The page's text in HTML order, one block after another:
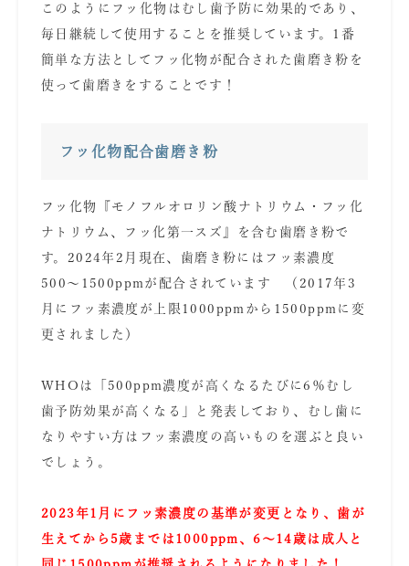
このようにフッ化物はむし歯予防に効果的であり、
毎日継続して使用することを推奨しています。1番
簡単な方法としてフッ化物が配合された歯磨き粉を
使って歯磨きをすることです！
フッ化物配合歯磨き粉
フッ化物『モノフルオロリン酸ナトリウム・フッ化
ナトリウム、フッ化第一スズ』を含む歯磨き粉で
す。2024年2月現在、歯磨き粉にはフッ素濃度
500〜1500ppmが配合されています （2017年3
月にフッ素濃度が上限1000ppmから1500ppmに変
更されました）
WHOは「500ppm濃度が高くなるたびに6％むし
歯予防効果が高くなる」と発表しており、むし歯に
なりやすい方はフッ素濃度の高いものを選ぶと良い
でしょう。
2023年1月にフッ素濃度の基準が変更となり、歯が
生えてから5歳までは1000ppm、6〜14歳は成人と